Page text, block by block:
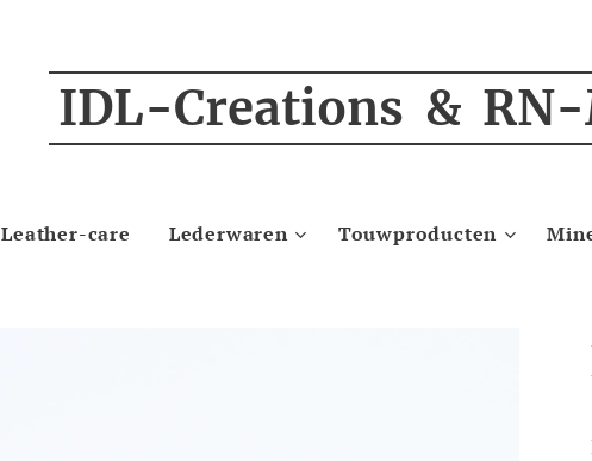
IDL-Creations &
Leather-care Lederwaren Touwproducten